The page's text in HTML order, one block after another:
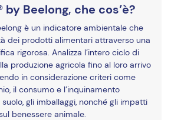
by Beelong, che cos’è?
è un indicatore ambientale che
dei prodotti alimentari attraverso una
rigorosa. Analizza l’intero ciclo di
produzione agricola fino al loro arrivo
in considerazione criteri come
il consumo e l’inquinamento
suolo, gli imballaggi, nonché gli impatti
benessere animale.